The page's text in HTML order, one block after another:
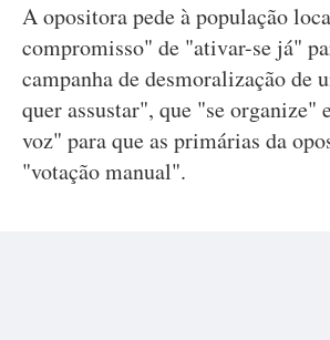
A opositora pede à população
compromisso" de "ativar-se já"
campanha de desmoralização de
quer assustar", que "se organize"
voz" para que as primárias da
"votação manual".